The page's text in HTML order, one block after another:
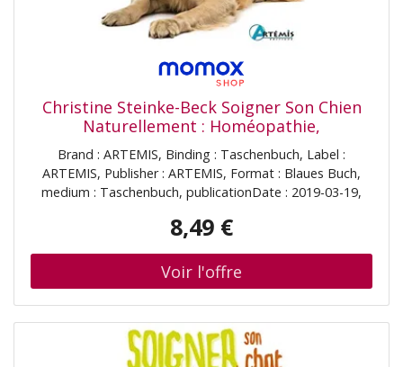
Christine Steinke-Beck Soigner Son Chien
Naturellement : Homéopathie,
Phytothérapie, Sels De Schüssler, Fleurs De
Bach, Chromothérapie
Brand : ARTEMIS, Binding : Taschenbuch, Label :
ARTEMIS, Publisher : ARTEMIS, Format : Blaues Buch,
medium : Taschenbuch, publicationDate : 2019-03-19,
Bollinger, ISBN : 2816014762
8,49 €